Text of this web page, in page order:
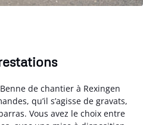
de chantier à Rexingen
qu’il s’agisse de gravats,
Vous avez le choix entre